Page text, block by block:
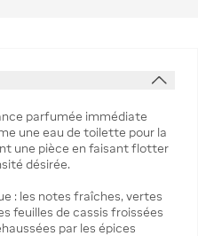
parfumée immédiate
une eau de toilette pour la
une pièce en faisant flotter
désirée.
: les notes fraîches, vertes
feuilles de cassis froissées
par les épices